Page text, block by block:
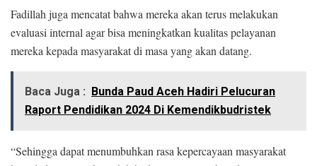
Fadillah juga mencatat bahwa mereka akan terus melakukan
evaluasi internal agar bisa meningkatkan kualitas pelayanan
mereka kepada masyarakat di masa yang akan datang.
Baca Juga : Bunda Paud Aceh Hadiri Pelucuran
Raport Pendidikan 2024 Di Kemendikbudristek
“Sehingga dapat menumbuhkan rasa kepercayaan masyarakat